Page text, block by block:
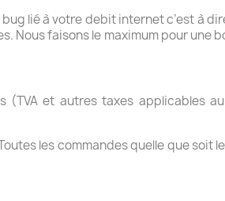
lié à votre debit internet c’est à
Nous faisons le maximum pour une
et autres taxes applicables
les commandes quelle que soit